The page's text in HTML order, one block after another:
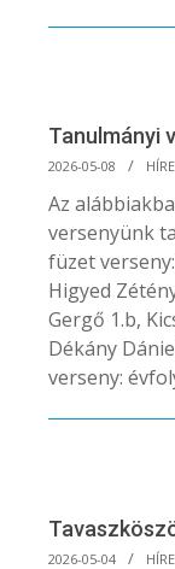
Tanulmányi
2026-
05-
2026-05-08
Az
versenyünk
füzet
Higyed
Gergő 1.b,
Dékány
verseny:
2026-
2026-05-04